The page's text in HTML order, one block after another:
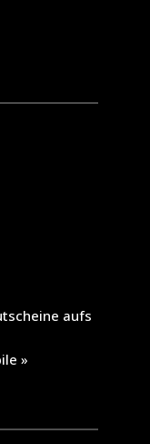
aufs
»